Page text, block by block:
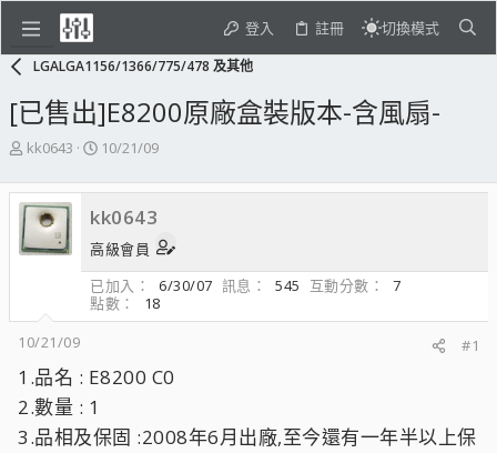
登入 註冊 切換模式
LGALGA1156/1366/775/478 及其他
[已售出]E8200原廠盒裝版本-含風扇-
主
發
起
人
kk0643
開
日
期
10/21/09
kk0643
高級會員
已加入
6/30/07 訊息 545 互動分數
7
點數
18
10/21/09
#1
1.品名 : E8200 C0
2.數量 : 1
3.品相及保固 :2008年6月出廠,至今還有一年半以上保